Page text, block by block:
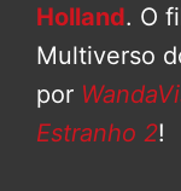
Holland. O
Multiverso
por
Estranho 2!